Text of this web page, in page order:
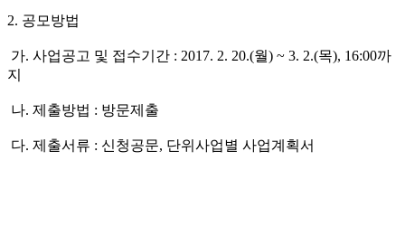
2. 공모방법
가. 사업공고 및 접수기간 : 2017. 2. 20.(월) ~ 3. 2.(목), 16:00까
지
나. 제출방법 : 방문제출
다. 제출서류 : 신청공문, 단위사업별 사업계획서